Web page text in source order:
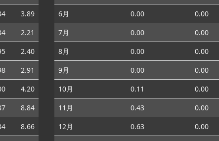
3.89
2.21
2.40
2.91
4.20
8.84
8.66
6月
0.00 0.00
7月
0.00 0.00
8月
0.00 0.00
9月
0.00 0.00
10月
0.11 0.00
11月
0.43 0.00
12月
0.63 0.00